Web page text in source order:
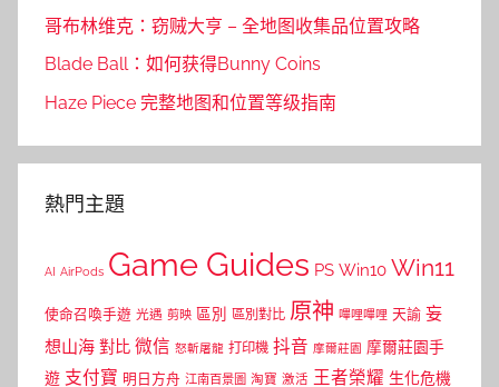
哥布林维克：窃贼大亨 – 全地图收集品位置攻略
Blade Ball：如何获得Bunny Coins
Haze Piece 完整地图和位置等级指南
熱門主題
AI AirPods Game Guides PS Win10 Win11
使命召喚手遊 光遇 剪映 區別 區別對比 原神 嗶哩嗶哩 天諭 妄
想山海 對比 微信 怒斬屠龍 打印機 抖音 摩爾莊園 摩爾莊園手
遊 支付寶 明日方舟 江南百景圖 淘寶 激活 王者榮耀 生化危機